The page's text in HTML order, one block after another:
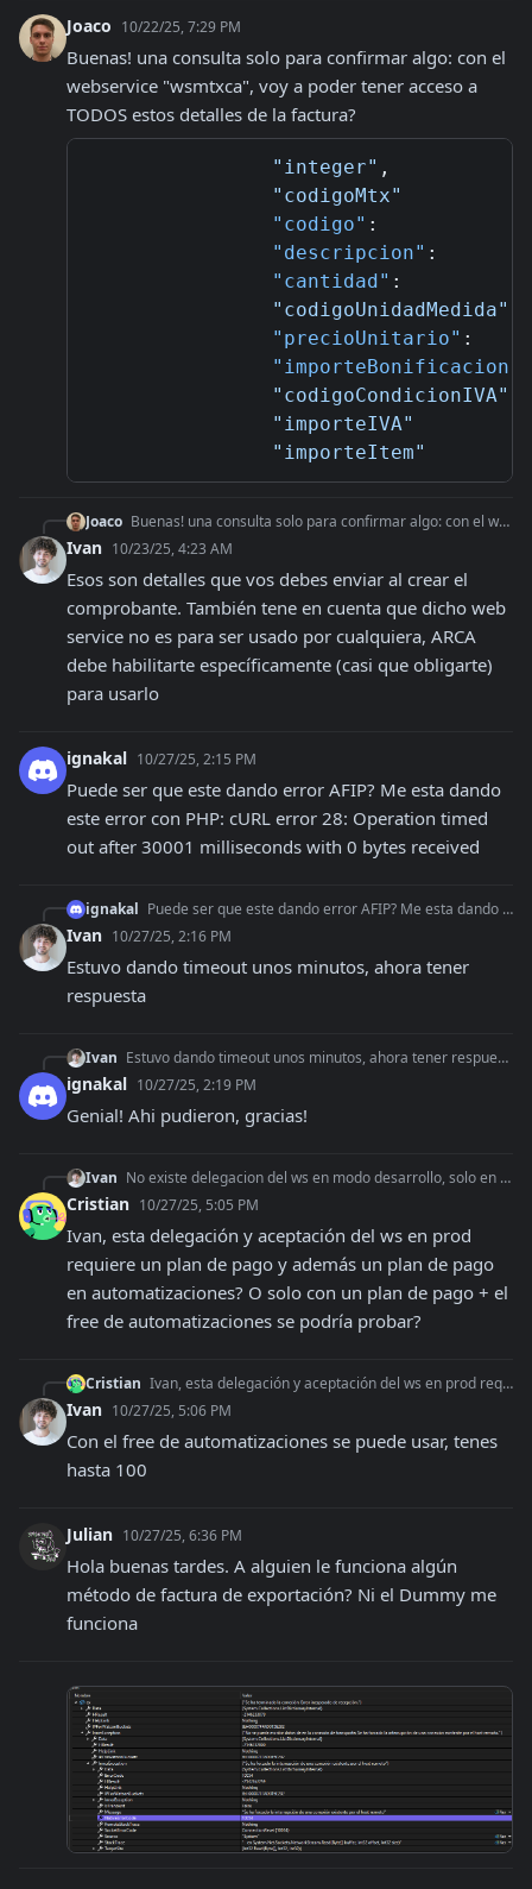
Joaco 10/22/25, 7:29 PM
Buenas! una consulta solo para confirmar algo: con el
webservice "wsmtxca", voy a poder tener acceso a
TODOS estos detalles de la factura?
"integer" ,
"codigoMtx"
"codigo" :
"descripcion" :
"cantidad" :
"codigoUnidadMedida"
"precioUnitario" :
"importeBonificacion"
"codigoCondicionIVA"
"importeIVA"
"importeItem"
Joaco Buenas! una consulta solo para confirmar algo: con el webservice "wsmtxca", voy a poder tener acceso a TODOS estos detalles de la factura?
Ivan 10/23/25, 4:23 AM
Esos son detalles que vos debes enviar al crear el
comprobante. También tene en cuenta que dicho web
service no es para ser usado por cualquiera, ARCA
debe habilitarte específicamente (casi que obligarte)
para usarlo
ignakal 10/27/25, 2:15 PM
Puede ser que este dando error AFIP? Me esta dando
este error con PHP: cURL error 28: Operation timed
out after 30001 milliseconds with 0 bytes received
ignakal Puede ser que este dando error AFIP? Me esta dando este error con PHP: cURL error 28: Operation timed out after 30001 milliseconds with 0 bytes received
Ivan 10/27/25, 2:16 PM
Estuvo dando timeout unos minutos, ahora tener
respuesta
Ivan Estuvo dando timeout unos minutos, ahora tener respuesta
ignakal 10/27/25, 2:19 PM
Genial! Ahi pudieron, gracias!
Ivan No existe delegacion del ws en modo desarrollo, solo en produccion
Cristian 10/27/25, 5:05 PM
Ivan, esta delegación y aceptación del ws en prod
requiere un plan de pago y además un plan de pago
en automatizaciones? O solo con un plan de pago + el
free de automatizaciones se podría probar?
Cristian Ivan, esta delegación y aceptación del ws en prod requiere un plan de pago y además un plan de pago en automatizaciones? O solo con un plan de pago + el free de
Ivan 10/27/25, 5:06 PM
Con el free de automatizaciones se puede usar, tenes
hasta 100
Julian 10/27/25, 6:36 PM
Hola buenas tardes. A alguien le funciona algún
método de factura de exportación? Ni el Dummy me
funciona